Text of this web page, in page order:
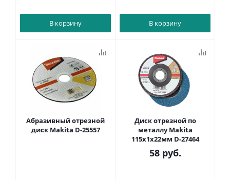
В корзину В корзину
Абразивный отрезной
диск Makita D-25557
Диск отрезной по
металлу Makita
115х1х22мм D-27464
58руб.